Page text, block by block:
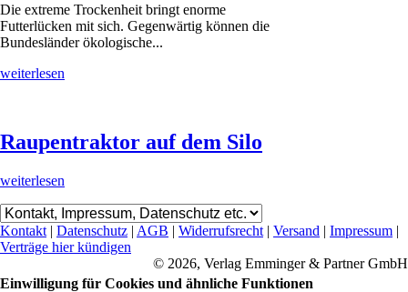
Die extreme Trockenheit bringt enorme
Futterlücken mit sich. Gegenwärtig können die
Bundesländer ökologische...
weiterlesen
Raupentraktor auf dem Silo
weiterlesen
Kontakt| Datenschutz | AGB | Widerrufsrecht| Versand | Impressum |
Verträge hier kündigen
© 2026, Verlag Emminger & Partner GmbH
Einwilligung für Cookies und ähnliche Funktionen